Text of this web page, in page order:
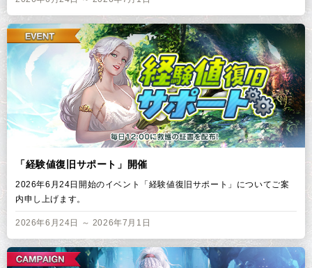
「経験値復旧サポート」開催
2026年6月24日開始のイベント「経験値復旧サポート」についてご案
内申し上げます。
2026年6月24日 ～ 2026年7月1日